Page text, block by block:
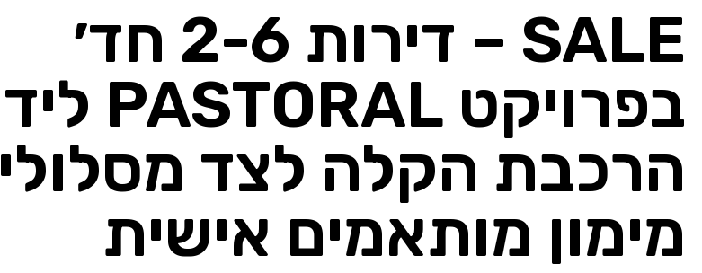
SALE – דירות 2-6 חד׳
בפרויקט PASTORAL ליד
הרכבת הקלה לצד מסלולי
מימון מותאמים אישית